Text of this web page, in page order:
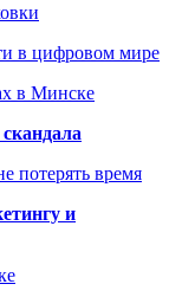
в цифровом мире
в Минске
потерять время
и